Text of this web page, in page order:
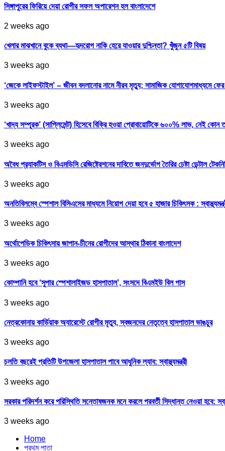
সিঙ্গাপুরের ফিরিয়ে দেয়া রোগীর সফল অপারেশন হল বাংলাদেশে
2 weeks ago
খেলার মাঝখানে বুকে ব্যথা—হৃদরোগ নাকি হেরে যাওয়ার দুশ্চিন্তা? খুঁজুন ৫টি বিষয়
3 weeks ago
‘জেকে লাইফস্টাইল’ – জীবন বদলানোর নামে নীরব মৃত্যু; সামাজিক যোগাযোগমাধ্যমে
3 weeks ago
‘খাদ্য সম্পূরক’ (সাপ্লিমেন্ট) হিসেবে বিক্রি হওয়া প্রোবায়োটিকে ৬০০% লাভ, নেই কোন
3 weeks ago
অবৈধ প্র‍্যাকটিস ও বিএমডিসি রেজিষ্ট্রেশনের দাবিতে জনদুর্ভোগ তৈরির চেষ্টা ডেন্টাল
3 weeks ago
অনতিবিলম্বে স্পেশাল বিসিএসের মাধ্যমে নিয়োগ দেয়া হবে ৫ হাজার চিকিৎসক :
3 weeks ago
অর্থোপেডিক চিকিৎসায় জাপান-চীনের রোগীদের আস্থার ঠিকানা বাংলাদেশ
3 weeks ago
কোম্পানি হবে ‘সুপার স্পেশালাইজড হাসপাতাল’, সংসদে বিএমইউ বিল পাস
3 weeks ago
নেত্রকোনায় কার্ডিয়াক অ্যারেস্টে রোগীর মৃত্যু, স্বজনদের নেতৃত্বে হাসপাতাল ভাঙচুর
3 weeks ago
চলতি বছরেই প্রতিটি উপজেলা হাসপাতাল পাবে আধুনিক ল্যাব: স্বাস্থ্যমন্ত্রী
3 weeks ago
সরকার পরিদর্শন করে পরিস্থিতি সন্তোষজনক মনে করলে পরবর্তী সিদ্ধান্ত নেওয়া হবে:
3 weeks ago
Home
প্রথম পাতা